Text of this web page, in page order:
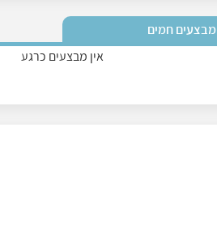
מבצעים חמים
אין מבצעים כרגע